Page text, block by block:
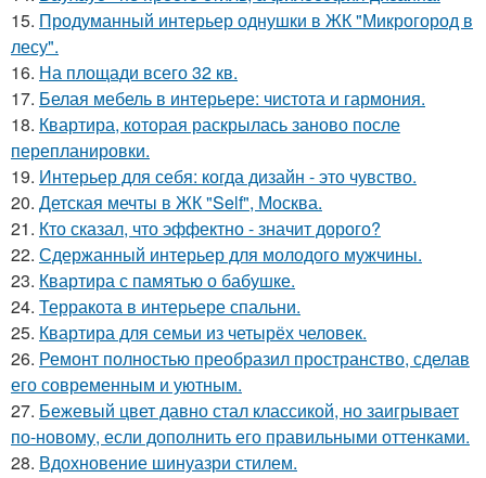
15. Продуманный интерьер однушки в ЖК "Микрогород в
лесу".
16. На площади всего 32 кв.
17. Белая мебель в интерьере: чистота и гармония.
18. Квартира, которая раскрылась заново после
перепланировки.
19. Интерьер для себя: когда дизайн - это чувство.
20. Детская мечты в ЖК "Self", Москва.
21. Кто сказал, что эффектно - значит дорого?
22. Сдержанный интерьер для молодого мужчины.
23. Квартира с памятью о бабушке.
24. Терракота в интерьере спальни.
25. Квартира для семьи из четырёх человек.
26. Ремонт полностью преобразил пространство, сделав
его современным и уютным.
27. Бежевый цвет давно стал классикой, но заигрывает
по-новому, если дополнить его правильными оттенками.
28. Вдохновение шинуазри стилем.